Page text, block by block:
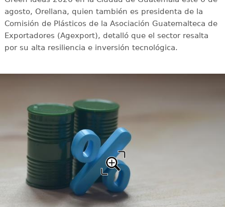
agosto, Orellana, quien también es presidenta de la
Comisión de Plásticos de la Asociación Guatemalteca de
Exportadores (Agexport), detalló que el sector resalta
por su alta resiliencia e inversión tecnológica.